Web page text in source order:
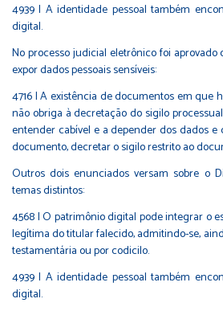
4939 | A identidade pessoal também
digital.
No processo judicial eletrônico foi
expor dados pessoais sensíveis:
4716 | A existência de documentos em que
não obriga à decretação do sigilo
entender cabível e a depender dos dados
documento, decretar o sigilo restrito ao
Outros dois enunciados versam sobre o
temas distintos:
4568 | O patrimônio digital pode integrar o
legítima do titular falecido, admitindo-se,
testamentária ou por codicilo.
4939 | A identidade pessoal também
digital.